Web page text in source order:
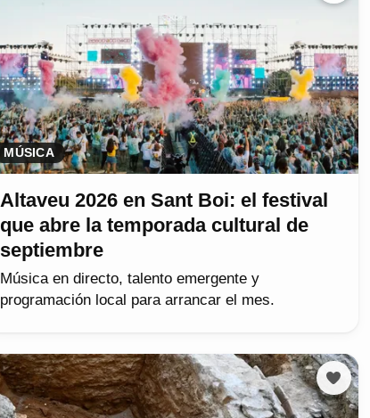
MÚSICA
Altaveu 2026 en Sant Boi: el festival
que abre la temporada cultural de
septiembre
Música en directo, talento emergente y
programación local para arrancar el mes.